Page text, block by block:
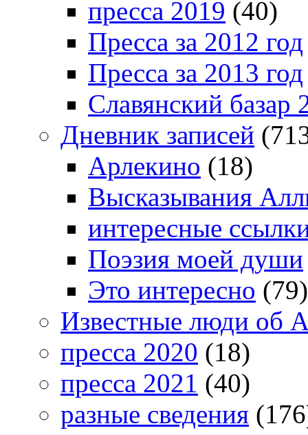
пресса 2019 (40)
Пресса за 2012 год
Пресса за 2013 год
Славянский базар
Дневник записей
Арлекино (18)
Высказывания
интересные
Поэзия моей души
Это интересно (79)
Известные люди об
пресса 2020 (18)
пресса 2021 (40)
разные сведения